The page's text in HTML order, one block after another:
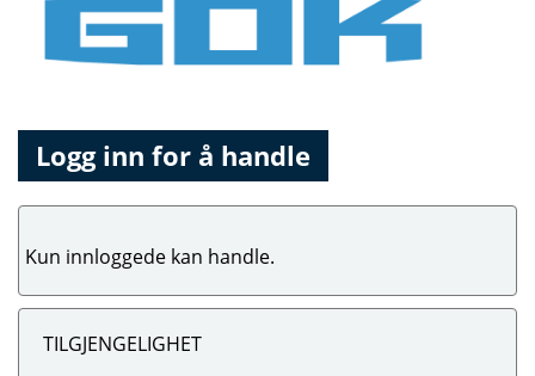
Logg inn for å handle
Kun innloggede kan handle.
TILGJENGELIGHET